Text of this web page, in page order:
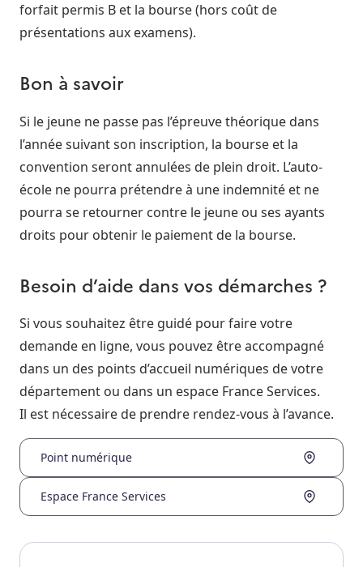
forfait permis B et la bourse (hors coût de
présentations aux examens).
Bon à savoir
Si le jeune ne passe pas l’épreuve théorique dans
l’année suivant son inscription, la bourse et la
convention seront annulées de plein droit. L’auto-
école ne pourra prétendre à une indemnité et ne
pourra se retourner contre le jeune ou ses ayants
droits pour obtenir le paiement de la bourse.
Besoin d’aide dans vos démarches ?
Si vous souhaitez être guidé pour faire votre
demande en ligne, vous pouvez être accompagné
dans un des points d’accueil numériques de votre
département ou dans un espace France Services.
Il est nécessaire de prendre rendez-vous à l’avance.
Point numérique
Espace France Services